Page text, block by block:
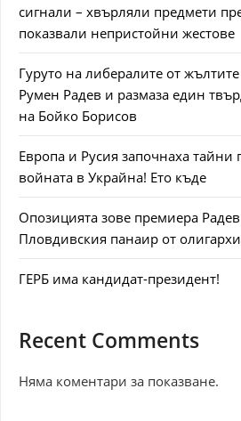
сигнали – хвърляли предмети
показвали непристойни жестове
Гуруто на либералите от
Румен Радев и размаза един
на Бойко Борисов
Европа и Русия започнаха тайни
войната в Украйна! Ето къде
Опозицията зове премиера
Пловдивския панаир от
ГЕРБ има кандидат-президент!
Recent Comments
Няма коментари за показване.